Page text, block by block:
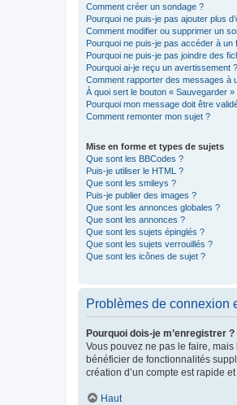
Comment créer un sondage ?
Pourquoi ne puis-je pas ajouter plus
Comment modifier ou supprimer un
Pourquoi ne puis-je pas accéder à un
Pourquoi ne puis-je pas joindre des
Pourquoi ai-je reçu un avertissement ?
Comment rapporter des messages à
À quoi sert le bouton « Sauvegarder
Pourquoi mon message doit être
Comment remonter mon sujet ?
Mise en forme et types de sujets
Que sont les BBCodes ?
Puis-je utiliser le HTML ?
Que sont les smileys ?
Puis-je publier des images ?
Que sont les annonces globales ?
Que sont les annonces ?
Que sont les sujets épinglés ?
Que sont les sujets verrouillés ?
Que sont les icônes de sujet ?
Problèmes de connexion
Pourquoi dois-je m’enregistrer ?
Vous pouvez ne pas le faire,
bénéficier de fonctionnalités
création d’un compte est rapide
Haut